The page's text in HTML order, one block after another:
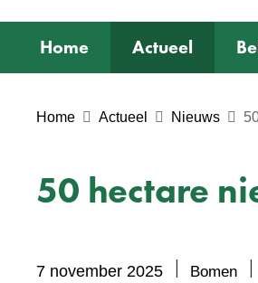
Home Actueel
Home Actueel Nieuws
50 hectare
7 november 2025 Bomen